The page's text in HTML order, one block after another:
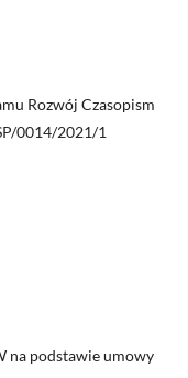
Rozwój Czasopism
0014/2021/1
na podstawie umowy